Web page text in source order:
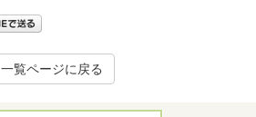
一覧ページに戻る